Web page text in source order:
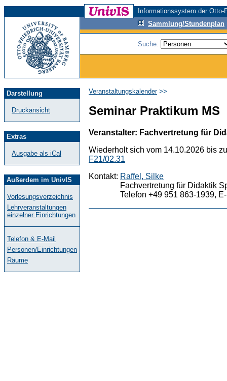
Informationssystem der
Sammlung/Stundenplan
Suche:
Darstellung
Druckansicht
Extras
Ausgabe als iCal
Außerdem im UnivIS
Vorlesungsverzeichnis
Lehrveranstaltungen
einzelner Einrichtungen
Telefon & E-Mail
Personen/Einrichtungen
Räume
Veranstaltungskalender>>
Seminar Praktikum MS
Veranstalter: Fachvertretung für
Wiederholt sich vom 14.10.2026 bis
F21/02.31
Kontakt: Raffel, Silke
Fachvertretung für Didaktik
Telefon +49 951 863-1939,